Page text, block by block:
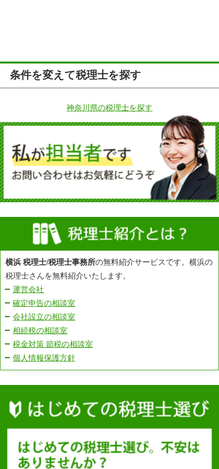
条件を変えて税理士を探す
神奈川県の税理士を探す
横浜 税理士/税理士事務所の無料紹介サービスです。横浜の
税理士さんを無料紹介いたします。
運営会社
確定申告の相談室
会社設立の相談室
相続税の相談室
税金対策 節税の相談室
個人情報保護方針